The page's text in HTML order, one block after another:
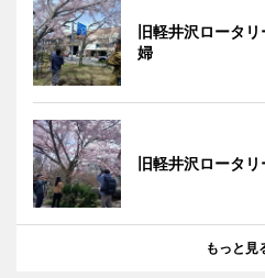
旧軽井沢ロータ
婦
旧軽井沢ロータ
もっと見